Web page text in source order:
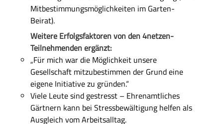
Mitbestimmungsmöglichkeiten im Garten-
Beirat).
Weitere Erfolgsfaktorenvon den 4netzen-
Teilnehmenden ergänzt:
„Für mich war die Möglichkeit unsere
Gesellschaft mitzubestimmen der Grund eine
eigene Initiativezu gründen.“
Viele Leute sind gestresst – Ehrenamtliches
Gärtnern kann bei Stressbewältigung helfen als
Ausgleich vomArbeitsalltag.